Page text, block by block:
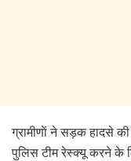
ग्रामीणाें ने सड़क हादसे
पुलिस टीम रेस्क्यू करने के